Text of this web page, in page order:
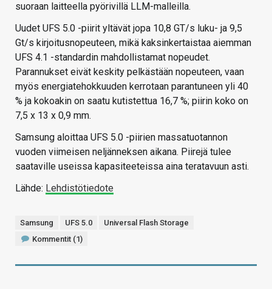
suoraan laitteella pyörivillä LLM-malleilla.
Uudet UFS 5.0 -piirit yltävät jopa 10,8 GT/s luku- ja 9,5
Gt/s kirjoitusnopeuteen, mikä kaksinkertaistaa aiemman
UFS 4.1 -standardin mahdollistamat nopeudet.
Parannukset eivät keskity pelkästään nopeuteen, vaan
myös energiatehokkuuden kerrotaan parantuneen yli 40
% ja kokoakin on saatu kutistettua 16,7 %; piirin koko on
7,5 x 13 x 0,9 mm.
Samsung aloittaa UFS 5.0 -piirien massatuotannon
vuoden viimeisen neljänneksen aikana. Piirejä tulee
saataville useissa kapasiteeteissa aina teratavuun asti.
Lähde: Lehdistötiedote
Samsung UFS 5.0
Universal Flash Storage
Kommentit (1)